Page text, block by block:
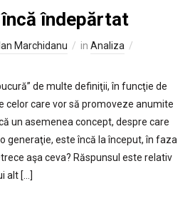
îndepărtat
Marchidanu in Analiza
de multe definiţii, în funcţie de
celor care vor să promoveze anumite
un asemenea concept, despre care
generaţie, este încă la început, în faza
aşa ceva? Răspunsul este relativ
alt […]